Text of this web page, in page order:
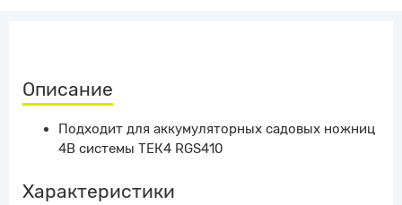
Описание
Подходит для аккумуляторных садовых ножниц
4В системы ТЕК4 RGS410
Характеристики